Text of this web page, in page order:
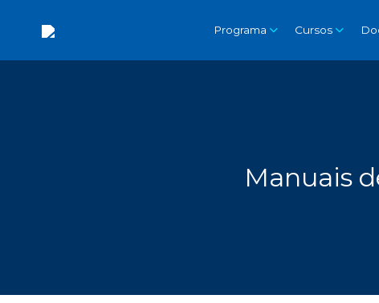
Programa Cursos
Manuais